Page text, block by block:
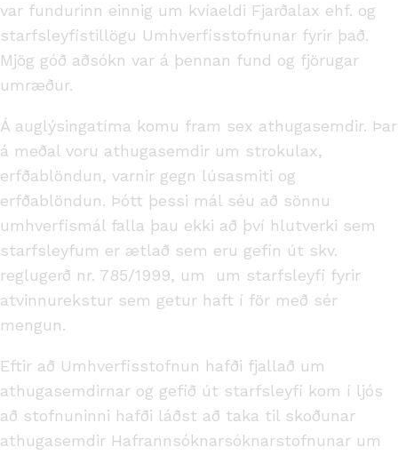
var fundurinn einnig um kvíaeldi Fjarðalax ehf. og
starfsleyfistillögu Umhverfisstofnunar fyrir það.
Mjög góð aðsókn var á þennan fund og fjörugar
umræður.
Á auglýsingatíma komu fram sex athugasemdir. Þar
á meðal voru athugasemdir um strokulax,
erfðablöndun, varnir gegn lúsasmiti og
erfðablöndun. Þótt þessi mál séu að sönnu
umhverfismál falla þau ekki að því hlutverki sem
starfsleyfum er ætlað sem eru gefin út skv.
reglugerð nr. 785/1999, um um starfsleyfi fyrir
atvinnurekstur sem getur haft í för með sér
mengun.
Eftir að Umhverfisstofnun hafði fjallað um
athugasemdirnar og gefið út starfsleyfi kom í ljós
að stofnuninni hafði láðst að taka til skoðunar
athugasemdir Hafrannsóknarsóknarstofnunar um